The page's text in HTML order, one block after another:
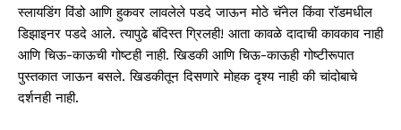
स्लायडिंग विंडो आणि हुकवर लावलेले पडदे जाऊन मोठे चॅनेल किंवा रॉडमधील
डिझाइनर पडदे आले. त्यापुढे बंदिस्त ग्रिलही! आता कावळे दादाची कावकाव नाही
आणि चिऊ-काऊची गोष्टही नाही. खिडकी आणि चिऊ-काऊही गोष्टीरूपात
पुस्तकात जाऊन बसले. खिडकीतून दिसणारे मोहक दृश्य नाही की चांदोबाचे
दर्शनही नाही.